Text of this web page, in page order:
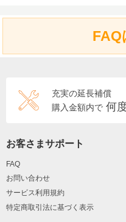
FAQ
充実の延長補償
購入金額内で 何
お客さまサポート
FAQ
お問い合わせ
サービス利用規約
特定商取引法に基づく表示